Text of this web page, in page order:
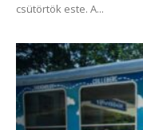
csütörtök este. A...